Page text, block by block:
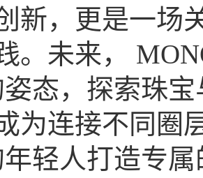
新，更是一场
。未来，
姿态，探索珠
为连接不同圈
年轻人打造专